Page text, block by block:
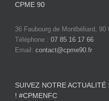
CPME 90
36 Faubourg de Montbéliard, 90
Téléphone : 07 85 16 17 66
Email: contact@cpme90.fr
SUIVEZ NOTRE
! #CPMENFC